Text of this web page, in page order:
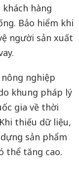
hàng
Bảo hiểm khi
người sản xuất
nghiệp
khung pháp lý
gia về thời
thiếu dữ liệu,
sản phẩm
thể tăng cao.